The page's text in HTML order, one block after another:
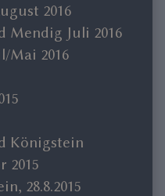
2016
Mendig Juli 2016
Mai 2016
Königstein
2015
28.8.2015